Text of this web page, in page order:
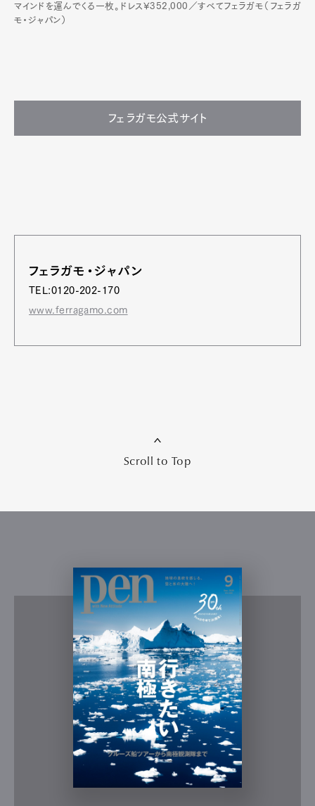
マインドを運んでくる一枚。ドレス¥352,000／すべてフェラガモ（フェラガ
モ・ジャパン）
フェラガモ公式サイト
フェラガモ・ジャパン
TEL:0120-202-170
www.ferragamo.com
Scroll to Top